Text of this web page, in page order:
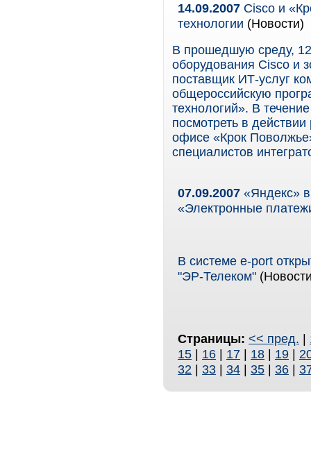
14.09.2007 Cisco и
технологии (Новости)
В прошедшую среду, 12
оборудования Cisco и
поставщик ИТ-услуг
общероссийскую
технологий». В
посмотреть в
офисе «Крок
специалистов
07.09.2007 «Яндекс»
«Электронные
В системе e-port
"ЭР-Телеком"
Страницы: << пред. |
15 | 16 | 17 | 18 | 19 |
32 | 33 | 34 | 35 | 36 |